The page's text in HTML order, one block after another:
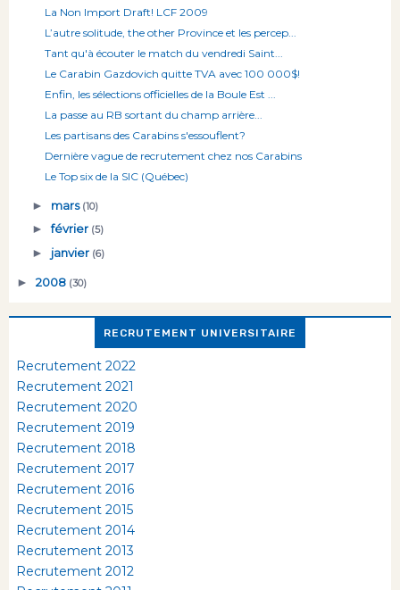
La Non Import Draft! LCF 2009
L’autre solitude, the other Province et les percep...
Tant qu'à écouter le match du vendredi Saint...
Le Carabin Gazdovich quitte TVA avec 100 000$!
Enfin, les sélections officielles de la Boule Est ...
La passe au RB sortant du champ arrière...
Les partisans des Carabins s'essouflent?
Dernière vague de recrutement chez nos Carabins
Le Top six de la SIC (Québec)
► mars (10)
►février (5)
► janvier (6)
► 2008 (30)
RECRUTEMENT UNIVERSITAIRE
Recrutement 2022
Recrutement 2021
Recrutement 2020
Recrutement 2019
Recrutement 2018
Recrutement 2017
Recrutement 2016
Recrutement 2015
Recrutement 2014
Recrutement 2013
Recrutement 2012